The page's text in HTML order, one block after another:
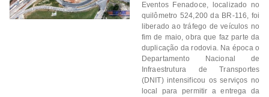
Eventos Fenadoce, localizado no
quilômetro 524,200 da BR-116, foi
liberado ao tráfego de veículos no
fim de maio, obra que faz parte da
duplicação da rodovia. Na época o
Departamento Nacional de
Infraestrutura de Transportes
(DNIT) intensificou os serviços no
local para permitir a entrega da